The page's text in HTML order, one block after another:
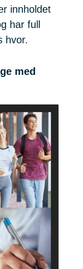
innholdet
har full
hvor.
med